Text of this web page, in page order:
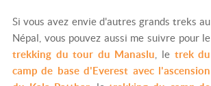
Si vous avez envie d'autres grands treks au
Népal, vous pouvez aussi me suivre pour le
trekking du tour du Manaslu , le trek du
camp de base d'Everest avec l'ascension